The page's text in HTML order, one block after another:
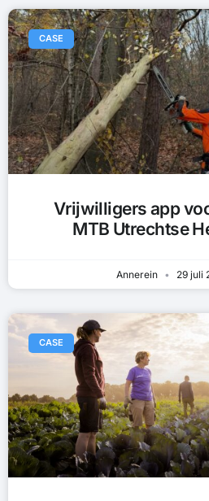
CASE
Vrijwilligers app
MTB Utrechtse
Annerein 29 juli
CASE